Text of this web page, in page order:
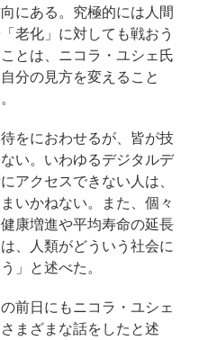
にある。究極的には人間
老化」に対しても戦おう
とは、ニコラ・ユシェ氏
分の見方を変えること
をにおわせるが、皆が技
い。いわゆるデジタルデ
アクセスできない人は、
いかねない。また、個々
康増進や平均寿命の延長
、人類がどういう社会に
」と述べた。
前日にもニコラ・ユシェ
まざまな話をしたと述